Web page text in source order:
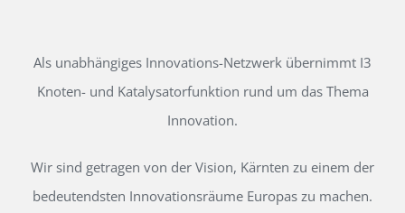
Als unabhängiges Innovations-Netzwerk übernimmt I3
Knoten- und Katalysatorfunktion rund um das Thema
Innovation.
Wir sind getragen von der Vision, Kärnten zu einem der
bedeutendsten Innovationsräume Europas zu machen.